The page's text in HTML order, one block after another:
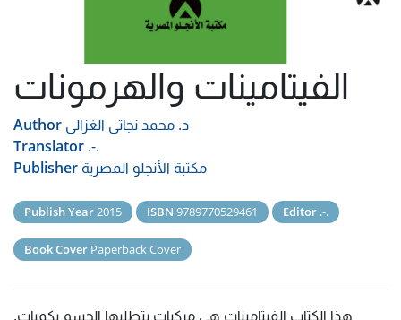
الفيتامينات والهرمونات
Author د. محمد نجاتى الغزالى
Translator .-.
Publisher مكتبة الأنجلو المصرية
Publish Year2015 ISBN 9789770529461 Editor .-.
Book Cover Paperback Cover
.هذا الكتاب الفيتامينات هى مركبات يتطلبها الجسم بكميات